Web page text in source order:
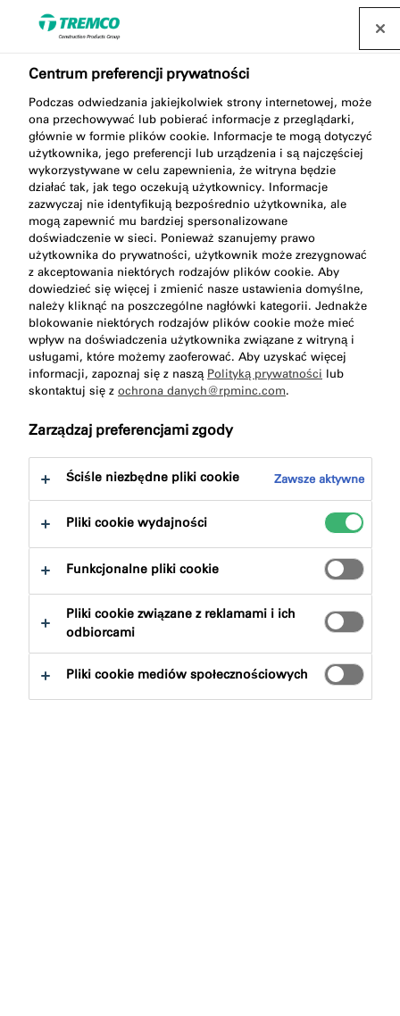
AA250 Pistolet do piany
PRO
Przejdź do: Opis
Znajdź produkt
Grupy produktowe
Wybierz
Wyczysc filtry
Centrum preferencji prywatności
Podczas odwiedzania jakiejkolwiek strony internetowej, może
ona przechowywać lub pobierać informacje z przeglądarki,
głównie w formie plików cookie. Informacje te mogą dotyczyć
użytkownika, jego preferencji lub urządzenia i są najczęściej
wykorzystywane w celu zapewnienia, że witryna będzie
działać tak, jak tego oczekują użytkownicy. Informacje
zazwyczaj nie identyfikują bezpośrednio użytkownika, ale
mogą zapewnić mu bardziej spersonalizowane
doświadczenie w sieci. Ponieważ szanujemy prawo
użytkownika do prywatności, użytkownik może zrezygnować
z akceptowania niektórych rodzajów plików cookie. Aby
dowiedzieć się więcej i zmienić nasze ustawienia domyślne,
należy kliknąć na poszczególne nagłówki kategorii. Jednakże
blokowanie niektórych rodzajów plików cookie może mieć
wpływ na doświadczenia użytkownika związane z witryną i
usługami, które możemy zaoferować. Aby uzyskać więcej
informacji, zapoznaj się z naszą Polityką prywatności lub
skontaktuj się z ochrona danych@rpminc.com.
Zarządzaj preferencjami zgody
Ściśle niezbędne pliki cookie Zawsze aktywne
Pliki cookie wydajności
Funkcjonalne pliki cookie
Pliki cookie związane z reklamami i ich
odbiorcami
Pliki cookie mediów społecznościowych